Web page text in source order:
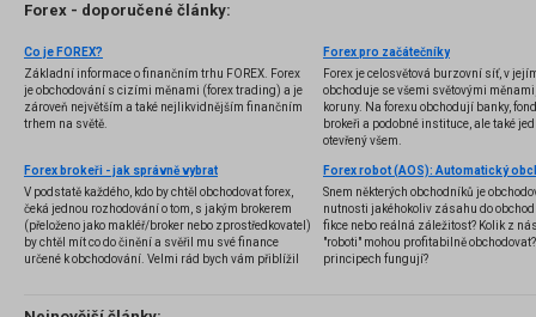
Forex - doporučené články:
Co je FOREX?
Základní informace o finančním trhu FOREX. Forex
je obchodování s cizími měnami (forex trading) a je
zároveň největším a také nejlikvidnějším finančním
trhem na světě.
Forex pro začátečníky
Forex je celosvětová burzovní síť, v
obchoduje se všemi světovými
koruny. Na forexu obchodují banky,
brokeři a podobné instituce, ale také
otevřený všem.
Forex brokeři - jak správně vybrat
V podstatě každého, kdo by chtěl obchodovat forex,
čeká jednou rozhodování o tom, s jakým brokerem
(přeloženo jako makléř/broker nebo zprostředkovatel)
by chtěl mít co do činění a svěřil mu své finance
určené k obchodování. Velmi rád bych vám přiblížil
několik příkladů nejznámějších z nich.
Snem některých obchodníků je
nutnosti jakéhokoliv zásahu do
fikce nebo reálná záležitost? Kolik z
"roboti" mohou profitabilně
principech fungují?